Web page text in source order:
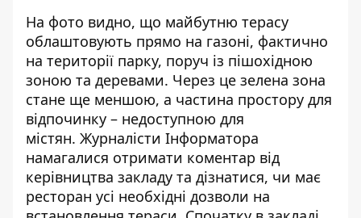
На фото видно, що майбутню терасу
облаштовують прямо на газоні, фактично
на території парку, поруч із пішохідною
зоною та деревами. Через це зелена зона
стане ще меншою, а частина простору для
відпочинку – недоступною для
містян. Журналісти Інформатора
намагалися отримати коментар від
керівництва закладу та дізнатися, чи має
ресторан усі необхідні дозволи на